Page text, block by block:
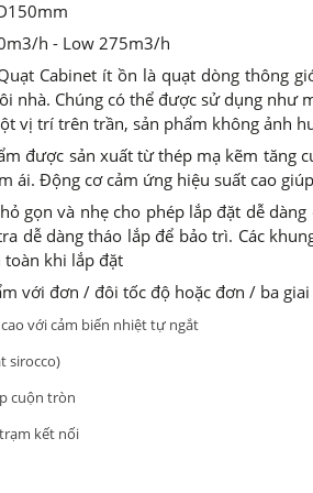
h - Low 275m3/h
Cabinet ít ồn là quạt dòng thông
nhà. Chúng có thể được sử dụng
vị trí trên trần, sản phẩm không ảnh
được sản xuất từ thép mạ kẽm
ái. Động cơ cảm ứng hiệu suất cao
gọn và nhẹ cho phép lắp đặt dễ
dễ dàng tháo lắp để bảo trì. Các
toàn khi lắp đặt
với đơn / đôi tốc độ hoặc đơn / ba
với cảm biến nhiệt tự ngắt
sirocco)
cuộn tròn
kết nối